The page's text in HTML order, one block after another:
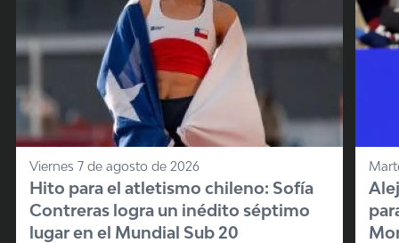
Viernes 7 de agosto de 2026
Hito para el atletismo chileno: Sofía
Contreras logra un inédito séptimo
lugar en el Mundial Sub 20